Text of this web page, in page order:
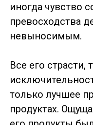
иногда чувство
превосходства
невыносимым.
Все его страсти,
только лучшее
продуктах.